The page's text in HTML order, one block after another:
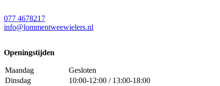
077 4678217
info@lommentweewielers.nl
Openingstijden
Maandag
Gesloten
Dinsdag
10:00-12:00 / 13:00-18:00